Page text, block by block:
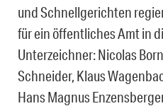
und Schnellgerichten
für ein öffentliches Amt in
Unterzeichner: Nicolas
Schneider, Klaus
Hans Magnus